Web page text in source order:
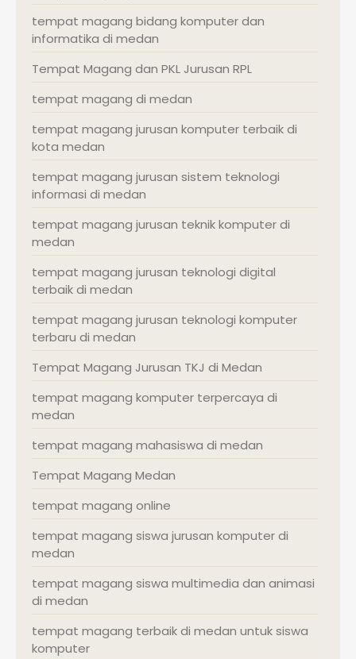
tempat magang bidang komputer dan
informatika di medan
Tempat Magang dan PKL Jurusan RPL
tempat magang di medan
tempat magang jurusan komputer terbaik di
kota medan
tempat magang jurusan sistem teknologi
informasi di medan
tempat magang jurusan teknik komputer di
medan
tempat magang jurusan teknologi digital
terbaik di medan
tempat magang jurusan teknologi komputer
terbaru di medan
Tempat Magang Jurusan TKJ di Medan
tempat magang komputer terpercaya di
medan
tempat magang mahasiswa di medan
Tempat Magang Medan
tempat magang online
tempat magang siswa jurusan komputer di
medan
tempat magang siswa multimedia dan animasi
di medan
tempat magang terbaik di medan untuk siswa
komputer